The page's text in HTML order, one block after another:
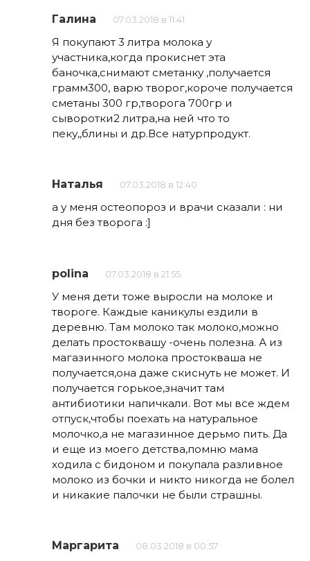
Галина 07.03.2018 в 11:41
Я покупают 3 литра молока у
участника,когда прокиснет эта
баночка,снимают сметанку ,получается
грамм300, варю творог,короче получается
сметаны 300 гр,творога 700гр и
сыворотки2 литра,на ней что то
пеку,,блины и др.Все натурпродукт.
Наталья 07.03.2018 в 12:40
а у меня остеопороз и врачи сказали : ни
дня без творога :]
polina 07.03.2018 в 21:55
У меня дети тоже выросли на молоке и
твороге. Каждые каникулы ездили в
деревню. Там молоко так молоко,можно
делать простоквашу -очень полезна. А из
магазинного молока простокваша не
получается,она даже скиснуть не может. И
получается горькое,значит там
антибиотики напичкали. Вот мы все ждем
отпуск,чтобы поехать на натуральное
молочко,а не магазинное дерьмо пить. Да
и еще из моего детства,помню мама
ходила с бидоном и покупала разливное
молоко из бочки и никто никогда не болел
и никакие палочки не были страшны.
Маргарита 08.03.2018 в 00:57